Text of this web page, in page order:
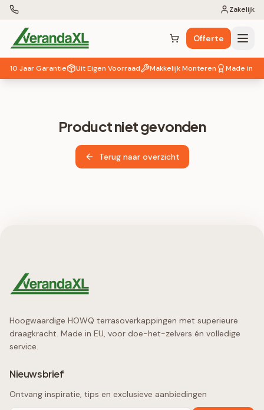
Zakelijk
Winkelwagen ( 0 items)
Offerte
10 Jaar Garantie Uit Eigen Voorraad Makkelijk Monteren Made in EU
Product niet gevonden
Terug naar overzicht
Hoogwaardige HOWQ terrasoverkappingen met superieure
draagkracht. Made in EU, voor doe-het-zelvers én volledige
service.
Nieuwsbrief
Ontvang inspiratie, tips en exclusieve aanbiedingen